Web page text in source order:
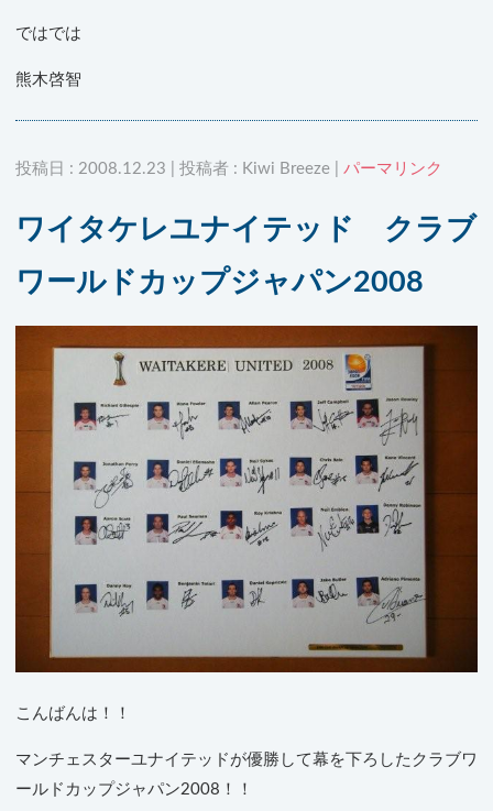
ではでは
熊木啓智
投稿日 : 2008.12.23 | 投稿者 : Kiwi Breeze | パーマリンク
ワイタケレユナイテッド クラブ
ワールドカップジャパン2008
こんばんは！！
マンチェスターユナイテッドが優勝して幕を下ろしたクラブワ
ールドカップジャパン2008！！